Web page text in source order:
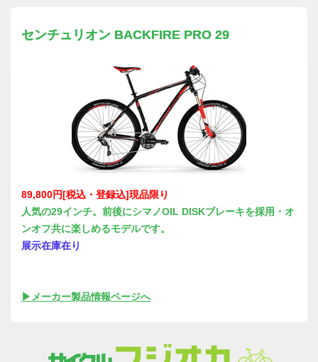
センチュリオン BACKFIRE PRO 29
89,800円[税込・登録込]現品限り
人気の29インチ。前後にシマノOIL DISKブレーキを採用・オ
ンオフ共に楽しめるモデルです。
展示在庫在り
▶メーカー製品情報ページへ